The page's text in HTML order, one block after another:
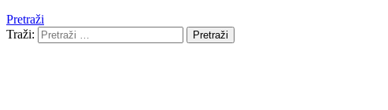
Pretraži
Traži:
Pretraži